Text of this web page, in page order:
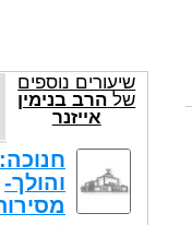
שיעורים נוספים
של הרב בנימין
אייזנר
והולך-